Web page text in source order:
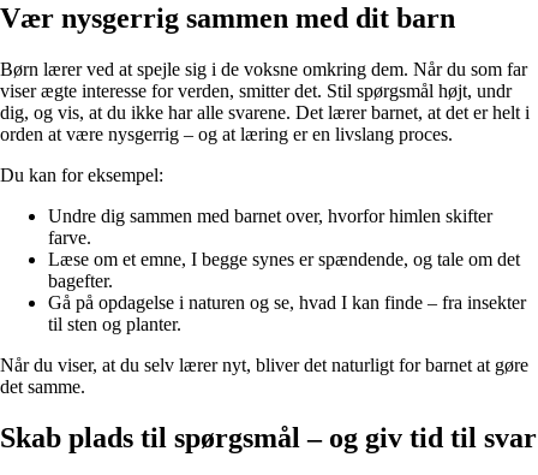
Vær nysgerrig sammen med dit barn
Børn lærer ved at spejle sig i de voksne omkring dem. Når du som far
viser ægte interesse for verden, smitter det. Stil spørgsmål højt, undr
dig, og vis, at du ikke har alle svarene. Det lærer barnet, at det er helt i
orden at være nysgerrig – og at læring er en livslang proces.
Du kan for eksempel:
Undre dig sammen med barnet over, hvorfor himlen skifter
farve.
Læse om et emne, I begge synes er spændende, og tale om det
bagefter.
Gå på opdagelse i naturen og se, hvad I kan finde – fra insekter
til sten og planter.
Når du viser, at du selv lærer nyt, bliver det naturligt for barnet at gøre
det samme.
Skab plads til spørgsmål – og giv tid til svar